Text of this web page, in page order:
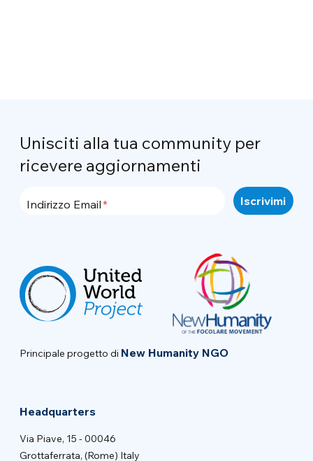
Unisciti alla tua community per
ricevere aggiornamenti
Indirizzo Email
Principale progetto di New Humanity NGO
Headquarters
Via Piave, 15 - 00046
Grottaferrata, (Rome) Italy